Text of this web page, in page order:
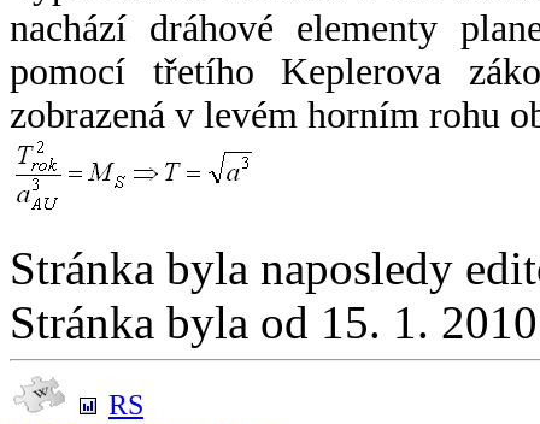
nachází dráhové elementy
pomocí třetího Keplerova
zobrazená v levém horním rohu
Stránka byla naposledy
Stránka byla od 15. 1.
RS